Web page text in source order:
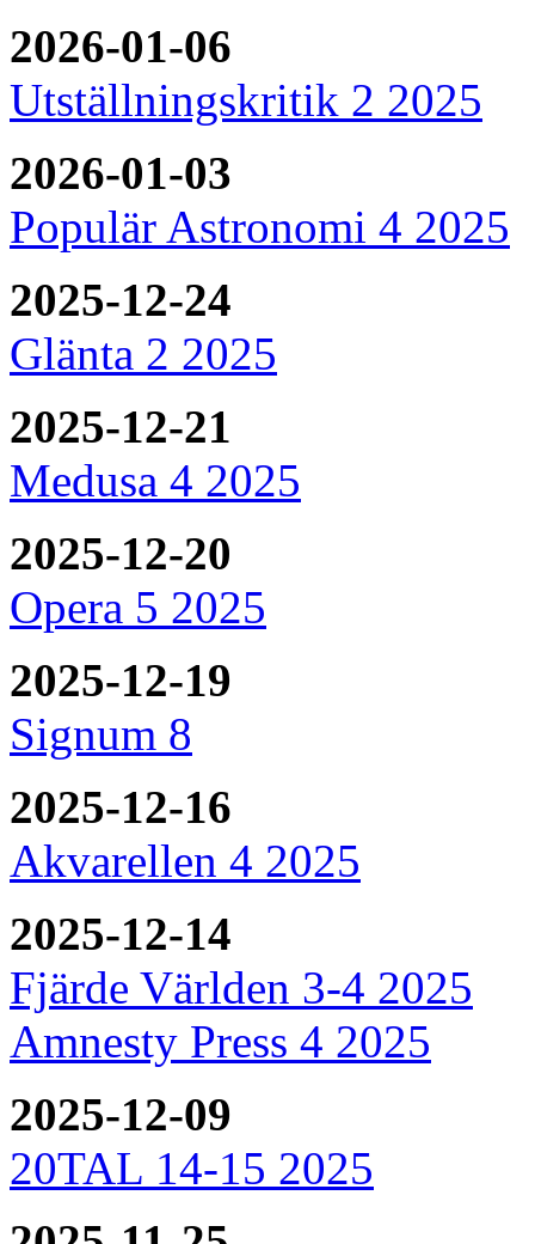
2026-01-06
Utställningskritik 2 2025
2026-01-03
Populär Astronomi 4 2025
2025-12-24
Glänta 2 2025
2025-12-21
Medusa 4 2025
2025-12-20
Opera 5 2025
2025-12-19
Signum 8
2025-12-16
Akvarellen 4 2025
2025-12-14
Fjärde Världen 3-4 2025
Amnesty Press 4 2025
2025-12-09
20TAL 14-15 2025